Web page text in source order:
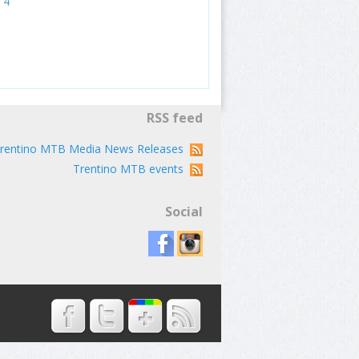
RSS feed
MTB Media News Releases
Trentino MTB events
Social